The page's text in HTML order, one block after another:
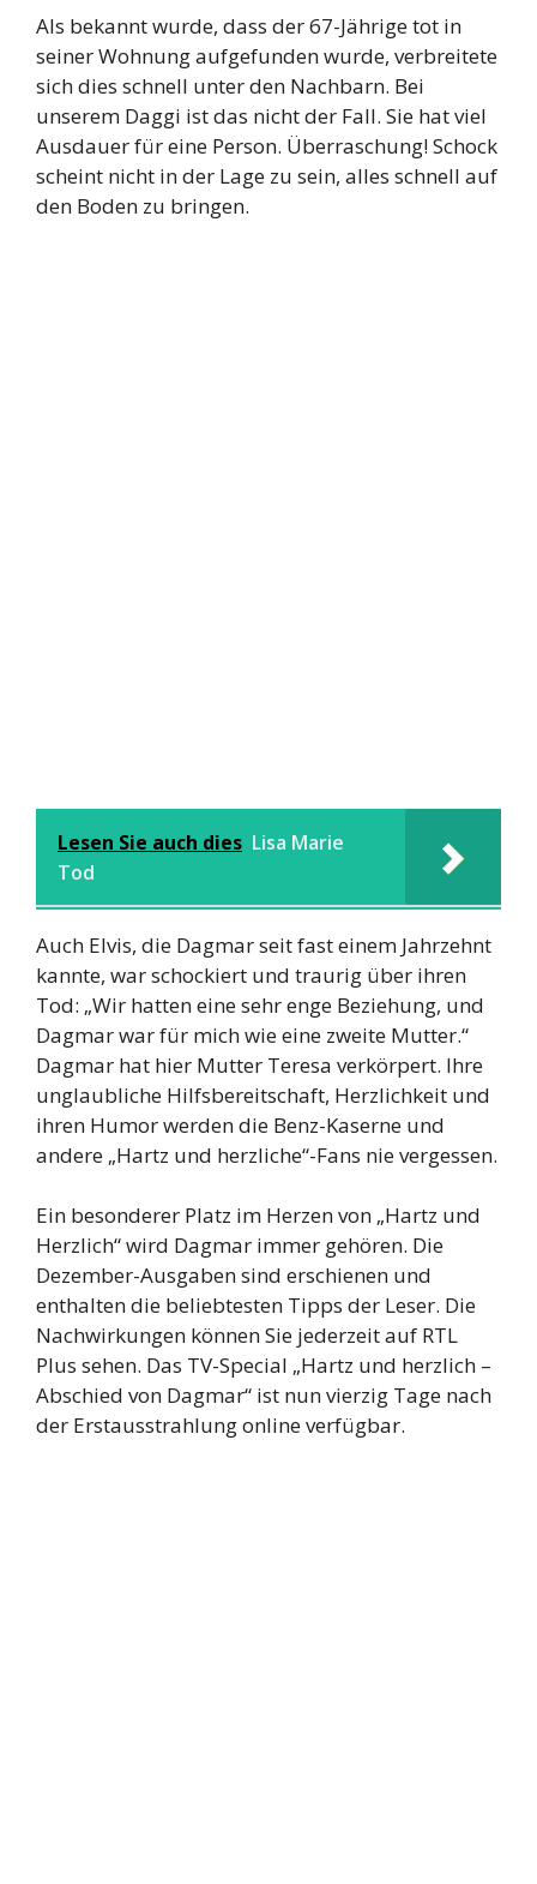
Als bekannt wurde, dass der 67-Jährige tot in
seiner Wohnung aufgefunden wurde, verbreitete
sich dies schnell unter den Nachbarn. Bei
unserem Daggi ist das nicht der Fall. Sie hat viel
Ausdauer für eine Person. Überraschung! Schock
scheint nicht in der Lage zu sein, alles schnell auf
den Boden zu bringen.
Lesen Sie auch dies Lisa Marie
Tod
Auch Elvis, die Dagmar seit fast einem Jahrzehnt
kannte, war schockiert und traurig über ihren
Tod: „Wir hatten eine sehr enge Beziehung, und
Dagmar war für mich wie eine zweite Mutter.“
Dagmar hat hier Mutter Teresa verkörpert. Ihre
unglaubliche Hilfsbereitschaft, Herzlichkeit und
ihren Humor werden die Benz-Kaserne und
andere „Hartz und herzliche“-Fans nie vergessen.
Ein besonderer Platz im Herzen von „Hartz und
Herzlich“ wird Dagmar immer gehören. Die
Dezember-Ausgaben sind erschienen und
enthalten die beliebtesten Tipps der Leser. Die
Nachwirkungen können Sie jederzeit auf RTL
Plus sehen. Das TV-Special „Hartz und herzlich –
Abschied von Dagmar“ ist nun vierzig Tage nach
der Erstausstrahlung online verfügbar.